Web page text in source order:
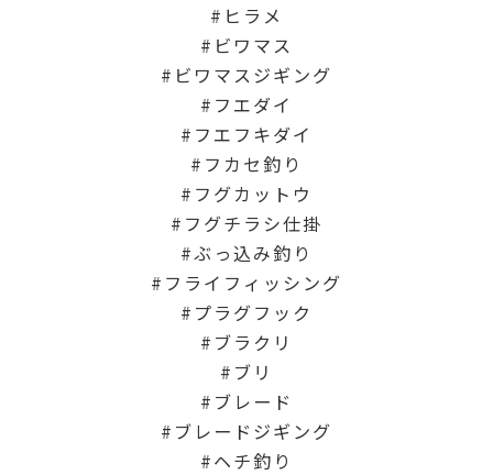
ヒラメ
ビワマス
ビワマスジギング
フエダイ
フエフキダイ
フカセ釣り
フグカットウ
フグチラシ仕掛
ぶっ込み釣り
フライフィッシング
プラグフック
ブラクリ
ブリ
ブレード
ブレードジギング
ヘチ釣り